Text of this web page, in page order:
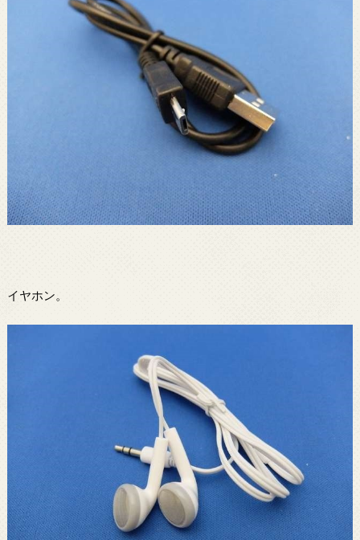
イヤホン。